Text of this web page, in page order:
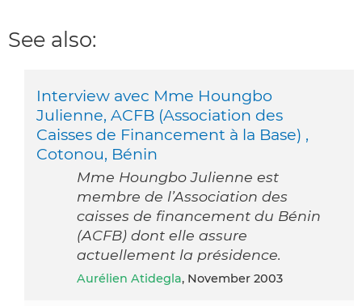
See also:
Interview avec Mme Houngbo
Julienne, ACFB (Association des
Caisses de Financement à la Base) ,
Cotonou, Bénin
Mme Houngbo Julienne est
membre de l’Association des
caisses de financement du Bénin
(ACFB) dont elle assure
actuellement la présidence.
Aurélien Atidegla, November 2003